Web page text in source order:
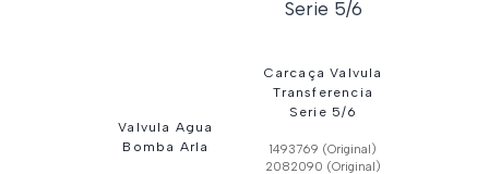
Valvula Agua
Bomba Arla
Carcaça Valvula
Transferencia
Serie 5/6
1493769 (Original)
2082090 (Original)